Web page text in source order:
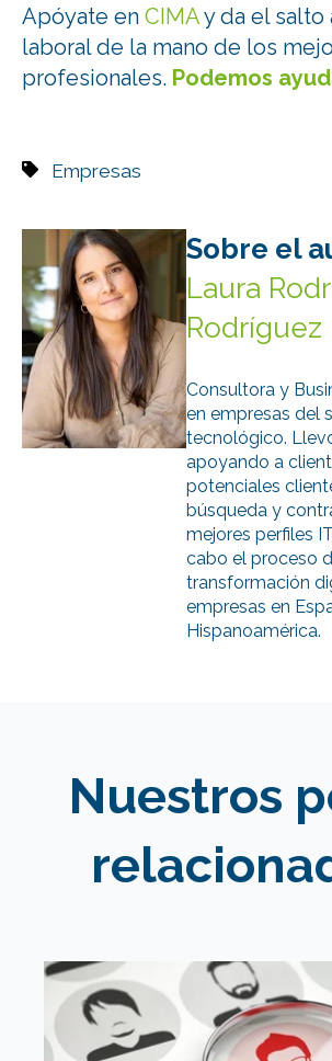
Apóyate en CIMAy da el salto
laboral de la mano de los
profesionales. Podemos
Empresas
Sobre el
Laura
Rodríguez
Consultora y
en empresas del
tecnológico.
apoyando a
potenciales
búsqueda y
mejores perfiles
cabo el proceso
transformación
empresas en
Hispanoamérica.
Nuestros